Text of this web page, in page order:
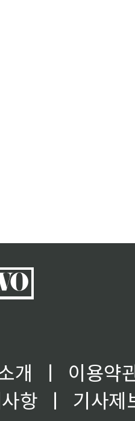
개 ㅣ
이용약
항
ㅣ
기사제